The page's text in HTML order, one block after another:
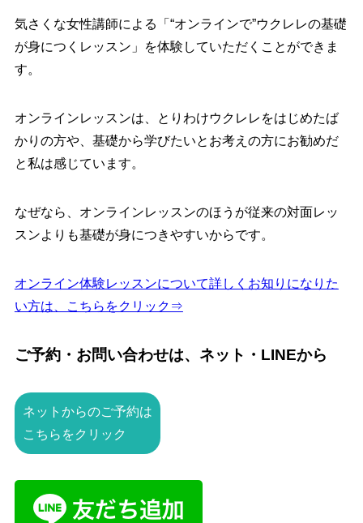
気さくな女性講師による
「“オンラインで”ウクレレの基礎
が身につくレッスン」
を体験していただくことができま
す。
オンラインレッスンは、とりわけウクレレをはじめたば
かりの方や、基礎から学びたいとお考えの方にお勧めだ
と私は感じています。
なぜなら、 オンラインレッスンのほうが従来の対面レッ
スンよりも基礎が身につきやすいからです。
オンライン体験レッスンについて詳しくお知りになりた
い方は、こちらをクリック⇒
ご予約・お問い合わせは、ネット・LINEから
ネットからのご予約は
こちらをクリック